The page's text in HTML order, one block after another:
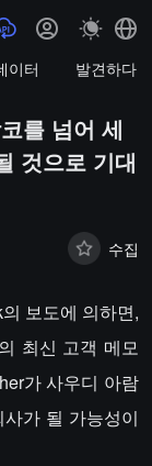
이터 발견하다
를 넘어 세
것으로 기대
수집
보도에 의하면,
최신 고객 메모
가 사우디 아람
가 될 가능성이